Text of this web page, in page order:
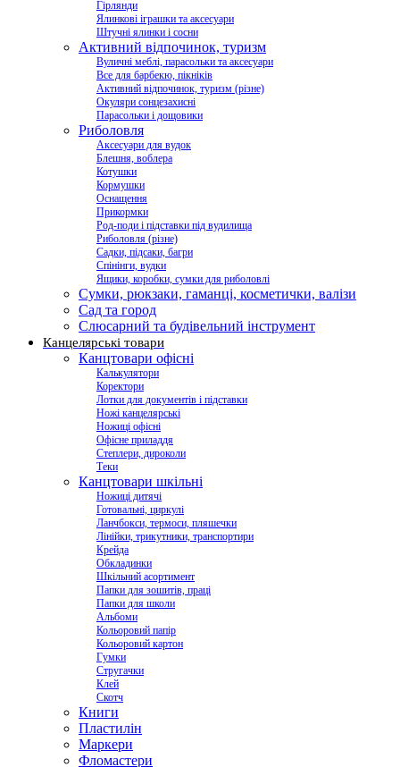
Гірлянди
Ялинкові іграшки та аксесуари
Штучні ялинки і сосни
Активний відпочинок, туризм
Вуличні меблі, парасольки та аксесуари
Все для барбекю, пікніків
Активний відпочинок, туризм (різне)
Окуляри сонцезахисні
Парасольки і дощовики
Риболовля
Аксесуари для вудок
Блешня, воблера
Котушки
Кормушки
Оснащення
Прикормки
Род-поди і підставки під вудилища
Риболовля (різне)
Садки, підсаки, багри
Спінінги, вудки
Ящики, коробки, сумки для риболовлі
Сумки, рюкзаки, гаманці, косметички, валізи
Сад та город
Слюсарний та будівельний інструмент
Канцелярські товари
Канцтовари офісні
Калькулятори
Коректори
Лотки для документів і підставки
Ножі канцелярські
Ножиці офісні
Офісне приладдя
Степлери, дироколи
Теки
Канцтовари шкільні
Ножиці дитячі
Готовальні, циркулі
Ланчбокси, термоси, пляшечки
Лінійки, трикутники, транспортири
Крейда
Обкладинки
Шкільний асортимент
Папки для зошитів, праці
Папки для школи
Альбоми
Кольоровий папір
Кольоровий картон
Гумки
Стругачки
Клей
Скотч
Книги
Пластилін
Маркери
Фломастери